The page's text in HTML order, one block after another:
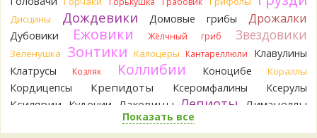
Кирилл Спасибо.
1 день назад
Tatiana_A
Да. Но они не все безоговорочно
съедобны.
Tatiana_A
В следующий раз вырвите его целиком и
разрежьте ножку вертикально. Именно вертикально.
Пожелтение у самого основания - значит, Ш. Желтокожий,
Дисцины Дождевики Домовые грибы Дрожалки
Дубовики Ежовики Жёлчный гриб Звездовики
Зеленушка Зонтики Калоцеры Кантареллюли
Клавулины
Клатрусы
Козляк Коллибии Коноцибе Кораллы
Кордицепсы Крепидоты Ксеромфалины Ксерулы
Ксилярии Кудонии Лаковицы Лепиоты Лимацеллы
Лисички
Показать все